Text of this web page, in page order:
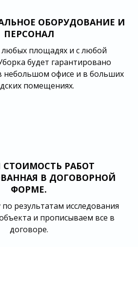
ОБОРУДОВАНИЕ И
ПЕРСОНАЛ
площадях и с любой
будет гарантировано
небольшом офисе и в больших
помещениях.
СТОИМОСТЬ РАБОТ
В ДОГОВОРНОЙ
ФОРМЕ.
результатам исследования
и прописываем все в
договоре.